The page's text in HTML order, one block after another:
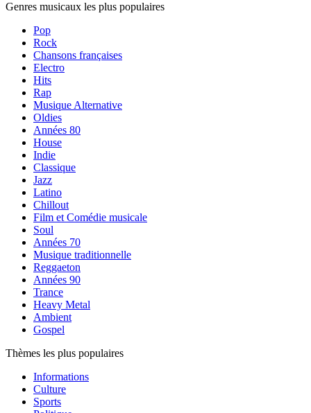
Genres musicaux les plus populaires
Pop
Rock
Chansons françaises
Electro
Hits
Rap
Musique Alternative
Oldies
Années 80
House
Indie
Classique
Jazz
Latino
Chillout
Film et Comédie musicale
Soul
Années 70
Musique traditionnelle
Reggaeton
Années 90
Trance
Heavy Metal
Ambient
Gospel
Thèmes les plus populaires
Informations
Culture
Sports